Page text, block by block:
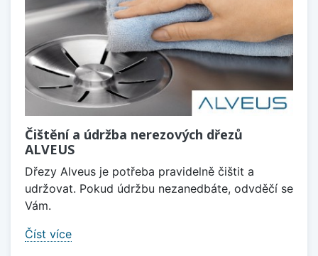
Čištění a údržba nerezových dřezů
ALVEUS
Dřezy Alveus je potřeba pravidelně čištit a
udržovat. Pokud údržbu nezanedbáte, odvděčí se
Vám.
Číst více